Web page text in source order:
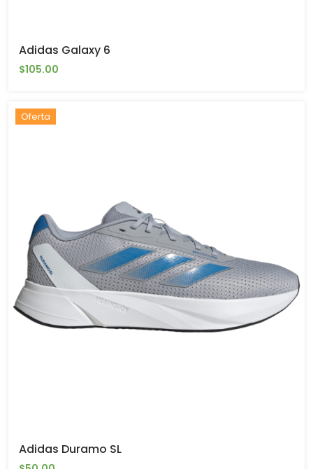
Adidas Galaxy 6
$105.00
Oferta
Adidas Duramo SL